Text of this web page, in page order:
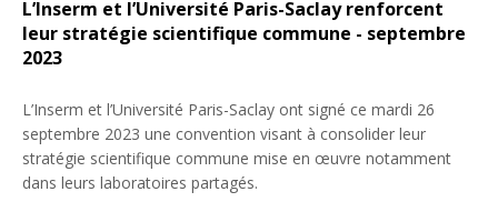
L’Inserm et l’Université Paris-Saclay renforcent
leur stratégie scientifique commune - septembre
2023
L’Inserm et l’Université Paris-Saclay ont signé ce mardi 26
septembre 2023 une convention visant à consolider leur
stratégie scientifique commune mise en œuvre notamment
dans leurs laboratoires partagés.